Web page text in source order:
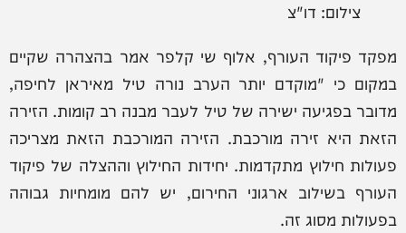
צילום: דו"צ
מפקד פיקוד העורף, אלוף שי קלפר אמר בהצהרה שקיים
במקום כי "מוקדם יותר הערב נורה טיל מאיראן לחיפה,
מדובר בפגיעה ישירה של טיל לעבר מבנה רב קומות. הזירה
הזאת היא זירה מורכבת. הזירה המורכבת הזאת מצריכה
פעולות חילוץ מתקדמות. יחידות החילוץ וההצלה של פיקוד
העורף בשילוב ארגוני החירום, יש להם מומחיות גבוהה
בפעולות מסוג זה.